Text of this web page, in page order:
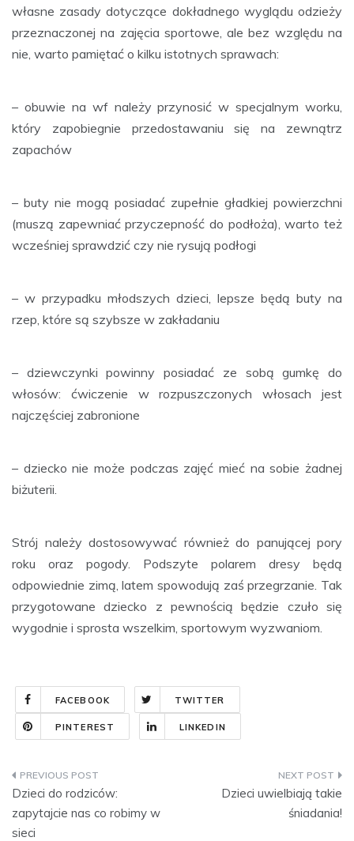
własne zasady dotyczące dokładnego wyglądu odzieży
przeznaczonej na zajęcia sportowe, ale bez względu na
nie, warto pamiętać o kilku istotnych sprawach:
– obuwie na wf należy przynosić w specjalnym worku,
który zapobiegnie przedostawaniu się na zewnątrz
zapachów
– buty nie mogą posiadać zupełnie gładkiej powierzchni
(muszą zapewniać przyczepność do podłoża), warto też
wcześniej sprawdzić czy nie rysują podłogi
– w przypadku młodszych dzieci, lepsze będą buty na
rzep, które są szybsze w zakładaniu
– dziewczynki powinny posiadać ze sobą gumkę do
włosów: ćwiczenie w rozpuszczonych włosach jest
najczęściej zabronione
– dziecko nie może podczas zajęć mieć na sobie żadnej
biżuterii.
Strój należy dostosowywać również do panującej pory
roku oraz pogody. Podszyte polarem dresy będą
odpowiednie zimą, latem spowodują zaś przegrzanie. Tak
przygotowane dziecko z pewnością będzie czuło się
wygodnie i sprosta wszelkim, sportowym wyzwaniom.
FACEBOOK TWITTER
PINTEREST LINKEDIN
Nawigacja
wpisu
Dzieci do rodziców:
zapytajcie nas co robimy w
sieci
Dzieci uwielbiają takie
śniadania!